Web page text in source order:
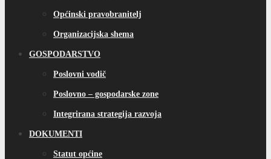
Općinski pravobranitelj
Organizacijska shema
GOSPODARSTVO
Poslovni vodič
Poslovno – gospodarske zone
Integrirana strategija razvoja
DOKUMENTI
Statut općine